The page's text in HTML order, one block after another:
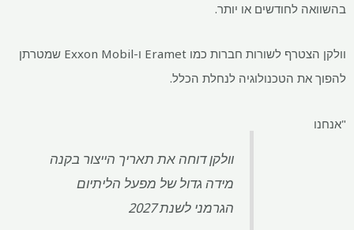
לחודשים או יותר.
וולקן הצטרף לשורות חברות כמו Eramet ו-Exxon Mobil שמטרתן
הטכנולוגיה לנחלת הכלל.
וולקן דוחה את תאריך הייצור בקנה
מידה גדול של מפעל הליתיום
הגרמני לשנת 2027